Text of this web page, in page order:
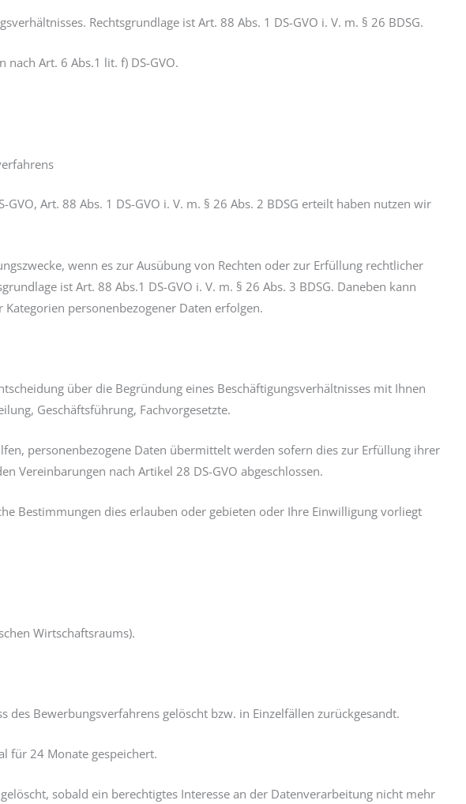
Rechtsgrundlage ist Art. 88 Abs. 1 DS-GVO i. V. m. § 26 BDSG.
Art. 6 Abs.1 lit. f) DS-GVO.
Art. 88 Abs. 1 DS-GVO i. V. m. § 26 Abs. 2 BDSG erteilt haben nutzen wir
wenn es zur Ausübung von Rechten oder zur Erfüllung rechtlicher
ist Art. 88 Abs.1 DS-GVO i. V. m. § 26 Abs. 3 BDSG. Daneben kann
personenbezogener Daten erfolgen.
über die Begründung eines Beschäftigungsverhältnisses mit Ihnen
Geschäftsführung, Fachvorgesetzte.
personenbezogene Daten übermittelt werden sofern dies zur Erfüllung ihrer
Vereinbarungen nach Artikel 28 DS-GVO abgeschlossen.
Bestimmungen dies erlauben oder gebieten oder Ihre Einwilligung vorliegt
Wirtschaftsraums).
Bewerbungsverfahrens gelöscht bzw. in Einzelfällen zurückgesandt.
für 24 Monate gespeichert.
sobald ein berechtigtes Interesse an der Datenverarbeitung nicht mehr